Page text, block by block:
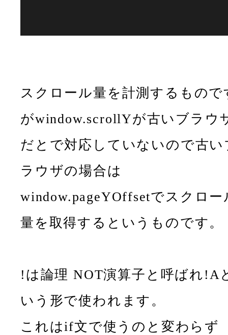
スクロール量を計測するもので
がwindow.scrollYが古いブラウ
だとで対応していないので古い
ラウザの場合は
window.pageYOffsetでスクロー
量を取得するというものです。
!は論理 NOT演算子と呼ばれ!A
いう形で使われます。
これはif文で使うのと変わらず